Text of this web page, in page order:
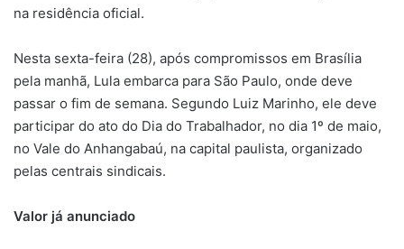
na residência oficial.
Nesta sexta-feira (28), após compromissos em Brasília
pela manhã, Lula embarca para São Paulo, onde deve
passar o fim de semana. Segundo Luiz Marinho, ele deve
participar do ato do Dia do Trabalhador, no dia 1º de maio,
no Vale do Anhangabaú, na capital paulista, organizado
pelas centrais sindicais.
Valor já anunciado